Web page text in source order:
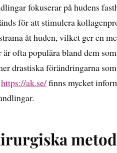
fokuserar på hudens
för att stimulera
åt huden, vilket ger en
är ofta populära bland dem
drastiska förändringarna
https://ak.se/finns mycket